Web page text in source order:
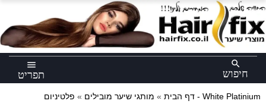
menu
תפריט
search
חיפוש
דף הבית » מותגי שיער מובילים » פלטיניום - White Platinium
×